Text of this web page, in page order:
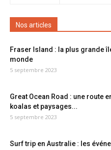
Nos articles
Fraser Island : la plus grande
monde
5 septembre 2023
Great Ocean Road : une route
koalas et paysages...
5 septembre 2023
Surf trip en Australie : les